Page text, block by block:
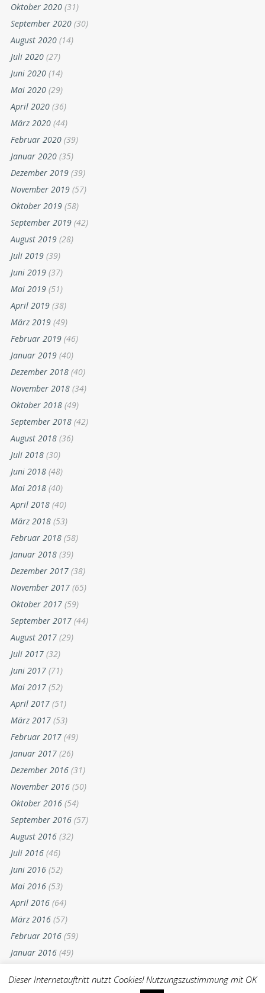
Oktober 2020 (31)
September 2020 (30)
August 2020 (14)
Juli 2020 (27)
Juni 2020 (14)
Mai 2020 (29)
April 2020 (36)
März 2020 (44)
Februar 2020 (39)
Januar 2020 (35)
Dezember 2019 (39)
November 2019 (57)
Oktober 2019 (58)
September 2019 (42)
August 2019 (28)
Juli 2019 (39)
Juni 2019 (37)
Mai 2019 (51)
April 2019 (38)
März 2019 (49)
Februar 2019 (46)
Januar 2019 (40)
Dezember 2018 (40)
November 2018 (34)
Oktober 2018 (49)
September 2018 (42)
August 2018 (36)
Juli 2018 (30)
Juni 2018 (48)
Mai 2018 (40)
April 2018 (40)
März 2018 (53)
Februar 2018 (58)
Januar 2018 (39)
Dezember 2017 (38)
November 2017 (65)
Oktober 2017 (59)
September 2017 (44)
August 2017 (29)
Juli 2017 (32)
Juni 2017 (71)
Mai 2017 (52)
April 2017 (51)
März 2017 (53)
Februar 2017 (49)
Januar 2017 (26)
Dezember 2016 (31)
November 2016 (50)
Oktober 2016 (54)
September 2016 (57)
August 2016 (32)
Juli 2016 (46)
Juni 2016 (52)
Mai 2016 (53)
April 2016 (64)
März 2016 (57)
Februar 2016 (59)
Januar 2016 (49)
November 2015(55)
Dieser Internetauftritt nutzt Cookies! Nutzungszustimmung mit OK